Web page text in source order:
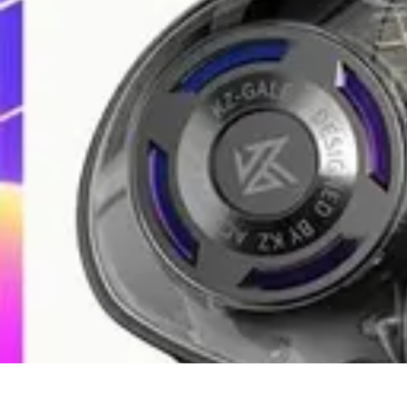
Diversión Online
TecnologíaEducación OnlineStreaming de
Diversión Online